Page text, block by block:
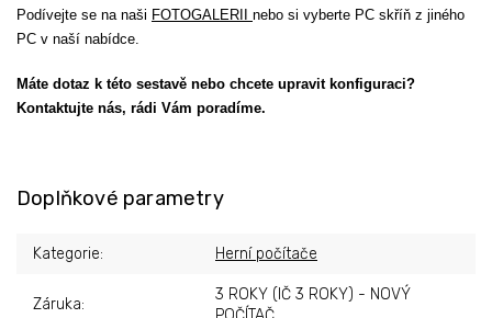
Podívejte se na naši FOTOGALERII nebo si vyberte PC skříň z jiného
PC v naší nabídce.
Máte dotaz k této sestavě nebo chcete upravit konfiguraci?
Kontaktujte nás, rádi Vám poradíme.
Doplňkové parametry
Kategorie: Herní počítače
Záruka:
3 ROKY (IČ 3 ROKY) - NOVÝ